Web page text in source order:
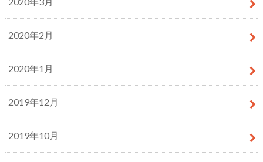
2020年2月
2020年1月
2019年12月
2019年10月